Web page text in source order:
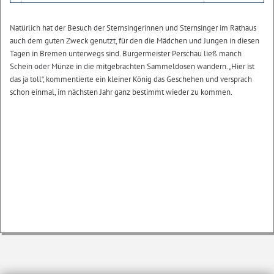
Natürlich hat der Besuch der Sternsingerinnen und Sternsinger im Rathaus
auch dem guten Zweck genutzt, für den die Mädchen und Jungen in diesen
Tagen in Bremen unterwegs sind. Burgermeister Perschau ließ manch
Schein oder Münze in die mitgebrachten Sammeldosen wandern. „Hier ist
das ja toll“, kommentierte ein kleiner König das Geschehen und versprach
schon einmal, im nächsten Jahr ganz bestimmt wieder zu kommen.